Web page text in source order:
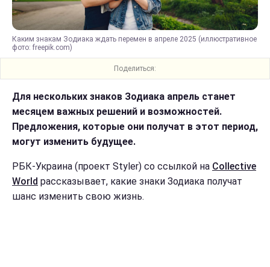
Каким знакам Зодиака ждать перемен в апреле 2025 (иллюстративное
фото: freepik.com)
Поделиться:
Для нескольких знаков Зодиака апрель станет
месяцем важных решений и возможностей.
Предложения, которые они получат в этот период,
могут изменить будущее.
РБК-Украина (проект Styler) со ссылкой на Collective
World рассказывает, какие знаки Зодиака получат
шанс изменить свою жизнь.